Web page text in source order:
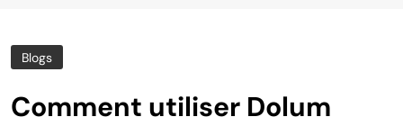
Blogs
Comment utiliser Dolum